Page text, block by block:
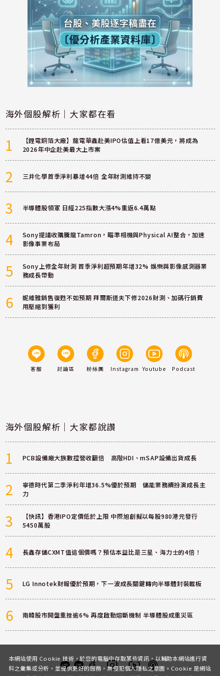
海外個股解析｜大家都在看
1
【鋰電銅箔大廠】龍電華鑫赴美IPO估值上看17億美元，將成為
2026年中企赴美最大上市案
2 三井化學首季淨利暴增44倍 全年財測維持不變
3 半導體股領軍 日經225指數大漲4%重返6.4萬點
4
Sony提議收購騰龍Tamron，瞄準相機與Physical AI整合，加速
影像事業布局
5
Sony上修全年財測 首季淨利超預期年增32% 娛樂與影像感測器業
務成長帶動
6
妮維雅銷售復甦不如預期 拜爾斯道夫下修2026財測、加碼行銷費
用壓縮到獲利
客服 討論區 粉絲團 Instagram Youtube Podcast
海外個股解析｜大家都說讚
1 PCB設備廠大族數控營收翻倍 高階HDI、mSAP設備出貨成長
2
寧德時代第二季淨利年增36.5%優於預期 儲能業務續扮演成長主
力
3
【快訊】香港IPO定價低於上限 中際旭創擬以每股980港元發行
5450萬股
4 長鑫存儲CXMT值這個價嗎？預估本益比是三星、海力士的4倍！
5 LG Innotek財報優於預期，下一波成長關鍵轉向半導體封裝載板
6 南韓股市開盤重挫逾6% 再度啟動熔斷機制 半導體股成重災區
本網站使用 Cookie 技術，於您的電腦中存取某些資訊，以輔助本網站進行資
料之彙集或分析，並提供更好的服務，無侵犯個人隱私之意圖。Cookie 是網站